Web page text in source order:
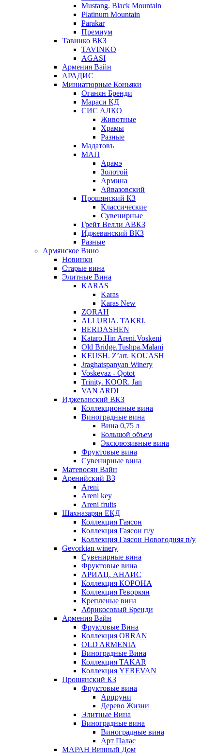
Mustang. Black Mountain
Platinum Mountain
Parakar
Премиум
Тавинко ВКЗ
TAVINKO
AGASI
Армения Вайн
АРАДИС
Миниатюрные Коньяки
Оганян Бренди
Мараси КД
СИС АЛКО
Животные
Храмы
Разные
Мадатовъ
МАП
Арамэ
Золотой
Армина
Айвазовский
Прошянский КЗ
Классические
Сувенирные
Грейт Велли АВКЗ
Иджеванский ВКЗ
Разные
Армянское Вино
Новинки
Старые вина
Элитные Вина
KARAS
Karas
Karas New
ZORAH
ALLURIA. TAKRI.
BERDASHEN
Kataro.Hin Areni.Voskeni
Old Bridge.Tushpa.Malani
KEUSH. Z’art. KOUASH
Jraghatspanyan Winery
Voskevaz - Qotot
Trinity. KOOR. Jan
VAN ARDI
Иджеванский ВКЗ
Коллекционные вина
Виноградные вина
Вина 0,75 л
Большой объем
Эксклюзивные вина
Фруктовые вина
Cувенирные вина
Матевосян Вайн
Аренийский ВЗ
Areni
Areni key
Areni fruits
Шахназарян ЕКД
Коллекция Гаясон
Коллекция Гаясон п/у
Коллекция Гаясон Новогодняя п/у
Gevorkian winery
Сувенирные вина
Фруктовые вина
АРИАЦ. АНАИС
Коллекция КОРОНА
Коллекция Геворкян
Крепленые вина
Абрикосовый Бренди
Армения Вайн
Фруктовые Вина
Коллекция ORRAN
OLD ARMENIA
Виноградные Вина
Коллекция TAKAR
Коллекция YEREVAN
Прошянский КЗ
Фруктовые вина
Арцруни
Дерево Жизни
Элитные Вина
Виноградные вина
Виноградные вина
Арт Палас
МАРАН Винный Дом